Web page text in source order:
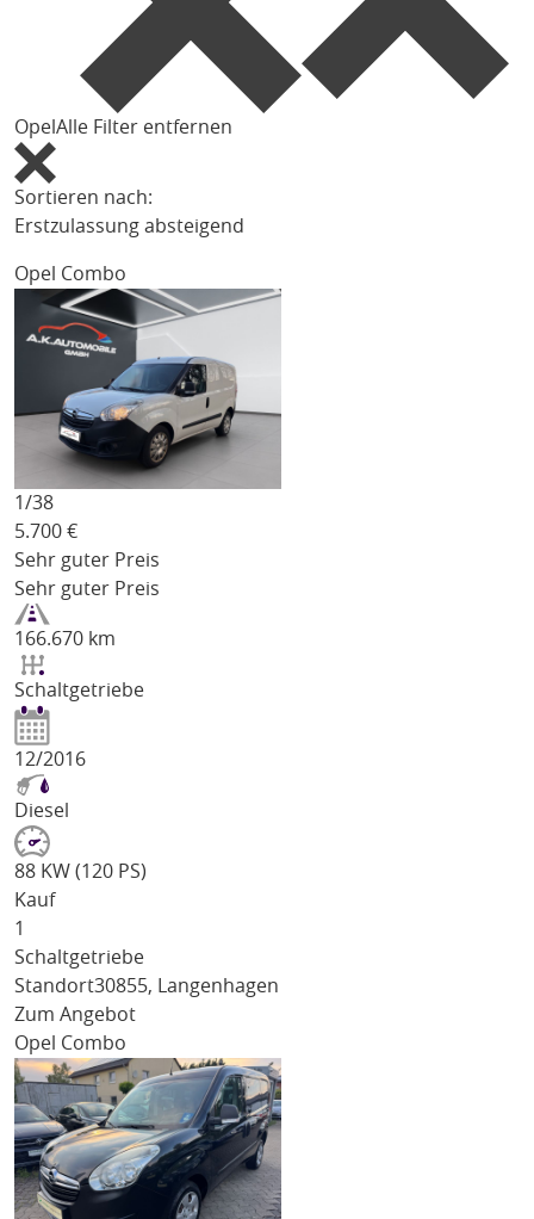
OpelAlle Filter entfernen
Sortieren nach:
Erstzulassung absteigend
Opel Combo
1/38
5.700 €
Sehr guter Preis
Sehr guter Preis
166.670 km
Schaltgetriebe
12/2016
Diesel
88 KW (120 PS)
Kauf
1
Schaltgetriebe
Standort30855, Langenhagen
Zum Angebot
Opel Combo